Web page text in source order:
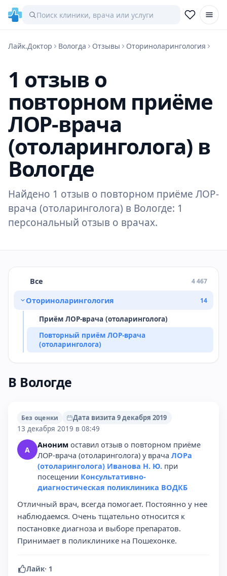
Лайк.Доктор Вологда Отзывы Оториноларингология
1 отзыв о
повторном приёме
ЛОР-врача
(отоларинголога) в
Вологде
Найдено 1 отзыв о повторном приёме ЛОР-
врача (отоларинголога) в Вологде: 1
персональный отзыв о врачах.
Все 4 467
Оториноларингология 14
Приём ЛОР-врача (отоларинголога)
Повторный приём ЛОР-врача
(отоларинголога)
В Вологде
Без оценки
Дата визита 9 декабря 2019
13 декабря 2019 в 08:49
А Аноним оставил отзыв о повторном приёме
ЛОР-врача (отоларинголога) у врача ЛОРа
(отоларинголога) Иванова Н. Ю. при
посещении Консультативно-
диагностическая поликлиника ВОДКБ
Отличный врач, всегда помогает. Постоянно у нее
наблюдаемся. Очень тщательно относится к
постановке диагноза и выборе препаратов.
Принимает в поликлинике на Пошехонке.
Лайк· 1